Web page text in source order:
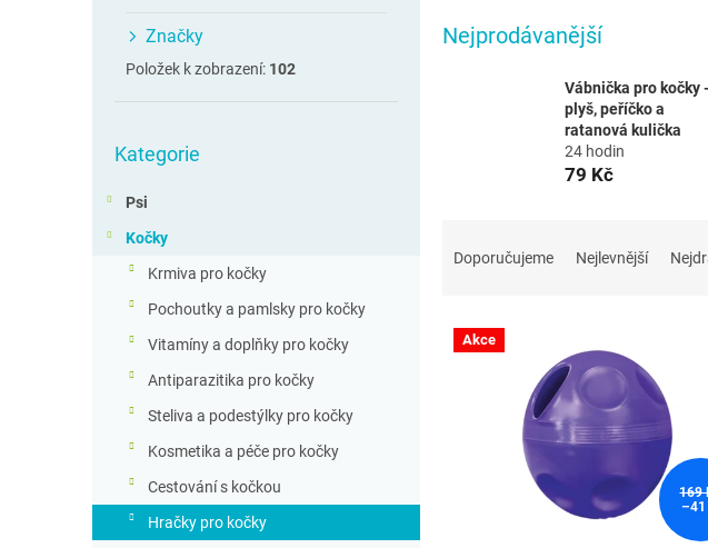
Značky
Položek k zobrazení: 102
kategorie
Kategorie
Psi
Kočky
Krmiva pro kočky
Pochoutky a pamlsky pro kočky
Vitamíny a doplňky pro kočky
Antiparazitika pro kočky
Steliva a podestýlky pro kočky
Kosmetika a péče pro kočky
Cestování s kočkou
Hračky pro kočky
Nejprodávanější
Vábnička pro kočky -
plyš, peříčko a
ratanová kulička
24 hodin
79 Kč
Doporučujeme Nejlevnější
V Akce
169
–41